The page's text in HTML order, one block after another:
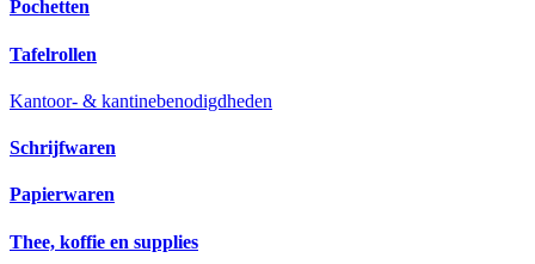
Pochetten
Tafelrollen
Kantoor- & kantinebenodigdheden
Schrijfwaren
Papierwaren
Thee, koffie en supplies